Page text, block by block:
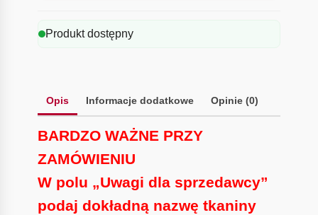
Produkt dostępny
Opis Informacje dodatkowe Opinie (0)
BARDZO WAŻNE PRZY
ZAMÓWIENIU
W polu „Uwagi dla sprzedawcy”
podaj dokładną nazwę tkaniny